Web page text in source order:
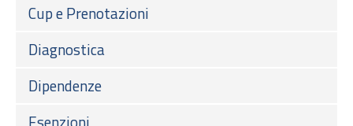
Cup e Prenotazioni
Diagnostica
Dipendenze